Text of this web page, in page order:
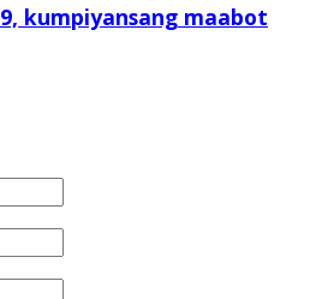
kumpiyansang maabot